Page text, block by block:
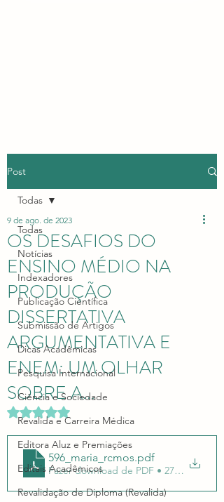
Post
Todas
Notícias
Indexadores
Publicação Científica
Submissão de Artigos
Dicas Acadêmicas
Pesquisa Internacional
Ciência e Sociedade
Revalida e Carreira Médica
Editora Aluz e Premiações
Editais Acadêmicos
Revalidação de Diploma (Revalida)
Todas
OS DESAFIOS DO
ENSINO MÉDIO NA
PRODUÇÃO
DISSERTATIVA
ARGUMENTATIVA E
ENEM: UM OLHAR
SOBRE A...
9 de ago. de 2023
Avaliado com NaN de 5 estrelas.
596_maria_rcmos.pdf
Fazer download de PDF • 273KB